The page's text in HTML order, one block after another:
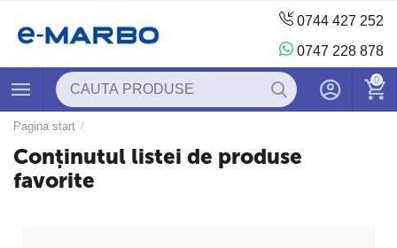
0744 427 252
0747 228 878
0
Pagina start /
Conținutul listei de produse
favorite